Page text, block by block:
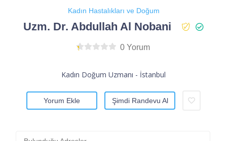
Kadın Hastalıkları ve Doğum
Uzm. Dr. Abdullah Al Nobani
0 Yorum
Kadın Doğum Uzmanı - İstanbul
Yorum Ekle Şimdi Randevu Al